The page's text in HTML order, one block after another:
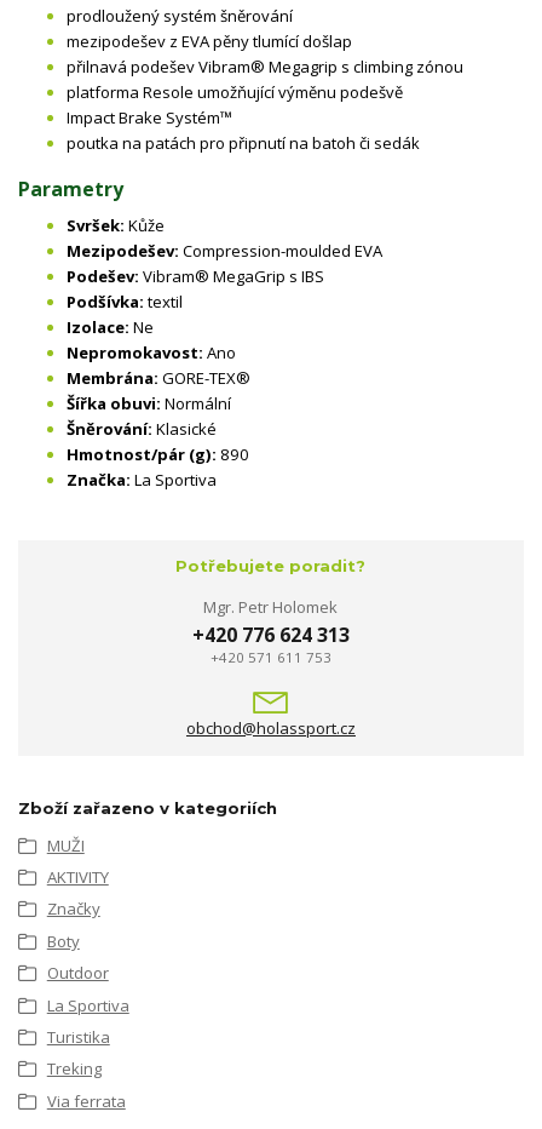
prodloužený systém šněrování
mezipodešev z EVA pěny tlumící došlap
přilnavá podešev Vibram® Megagrip s climbing zónou
platforma Resole umožňující výměnu podešvě
Impact Brake Systém™
poutka na patách pro připnutí na batoh či sedák
Parametry
Svršek: Kůže
Mezipodešev: Compression-moulded EVA
Podešev: Vibram® MegaGrip s IBS
Podšívka: textil
Izolace: Ne
Nepromokavost: Ano
Membrána: GORE-TEX®
Šířka obuvi: Normální
Šněrování: Klasické
Hmotnost/pár (g): 890
Značka: La Sportiva
Potřebujete poradit?
Mgr. Petr Holomek
+420 776 624 313
+420 571 611 753
obchod@holassport.cz
Zboží zařazeno v kategoriích
MUŽI
AKTIVITY
Značky
Boty
Outdoor
La Sportiva
Turistika
Treking
Via ferrata